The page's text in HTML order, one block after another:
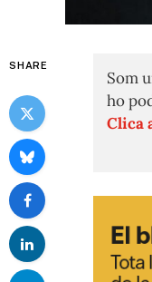
SHARE
Som
ho
Clica